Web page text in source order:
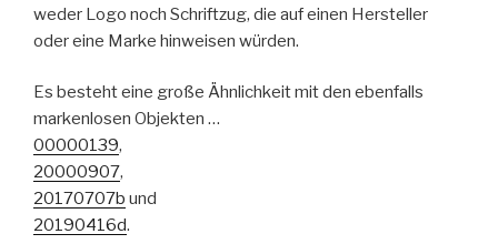
weder Logo noch Schriftzug, die auf einen Hersteller
oder eine Marke hinweisen würden.
Es besteht eine große Ähnlichkeit mit den ebenfalls
markenlosen Objekten …
00000139,
20000907,
20170707b und
20190416d.